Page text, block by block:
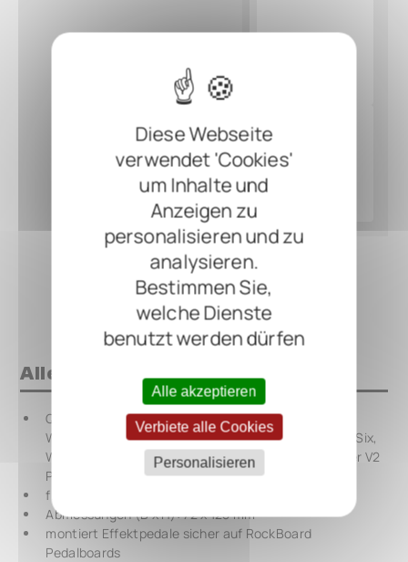
Diese Webseite
verwendet 'Cookies'
um Inhalte und
Anzeigen zu
personalisieren und zu
analysieren.
Bestimmen Sie,
welche Dienste
benutzt werden dürfen
Alle akzeptieren
Verbiete alle Cookies
Personalisieren
Alles auf einen Blick
QuickMount Pedal-Montageplatte für FRIEDMAN,
WAMPLER EQ, WAMPLER VelvetFuzz, WALRUS DeepSix,
WALRUS JULIA V2, WALRUS 385 OD, WALRUS Jupiter V2
Pedals, MOOER GL 100
flache Oberfläche, universell einsetzbar
Abmessungen (B x H): 72 x 125 mm
montiert Effektpedale sicher auf RockBoard
Pedalboards